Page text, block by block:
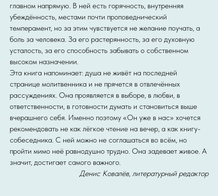
главном напрямую. В ней есть горячность, внутренняя
убеждённость, местами почти проповеднический
темперамент, но за этим чувствуется не желание поучать, а
боль за человека. За его растерянность, за его духовную
усталость, за его способность забывать о собственном
высоком назначении.
Эта книга напоминает: душа не живёт на последней
странице молитвенника и не прячется в отвлечённых
рассуждениях. Она проявляется в выборе, в любви, в
ответственности, в готовности думать и становиться выше
вчерашнего себя. Именно поэтому «Он уже в нас» хочется
рекомендовать не как лёгкое чтение на вечер, а как книгу-
собеседника. С ней можно не соглашаться во всём, но
пройти мимо неё равнодушно трудно. Она задевает живое. А
значит, достигает самого важного.
Денис Ковалёв, литературный редактор